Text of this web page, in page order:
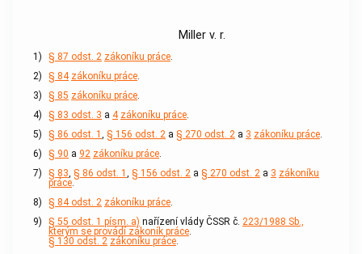
Miller v. r.
1) § 87 odst. 2 zákoníku práce.
2)
§ 84 zákoníku práce.
3)
§ 85 zákoníku práce.
4)
§ 83 odst. 3 a 4 zákoníku práce.
5)
§ 86 odst. 1 , § 156 odst. 2 a § 270 odst. 2 a 3 zákoníku práce.
6)
§ 90 a 92 zákoníku práce.
7)
§ 83, § 86 odst. 1 , § 156 odst. 2 a § 270 odst. 2 a 3 zákoníku
práce.
8)
§ 84 odst. 2 zákoníku práce.
9)
§ 55 odst. 1 písm. a) nařízení vlády ČSSR č. 223/1988 Sb.,
kterým se provádí zákoník práce.
§ 130 odst. 2 zákoníku práce.